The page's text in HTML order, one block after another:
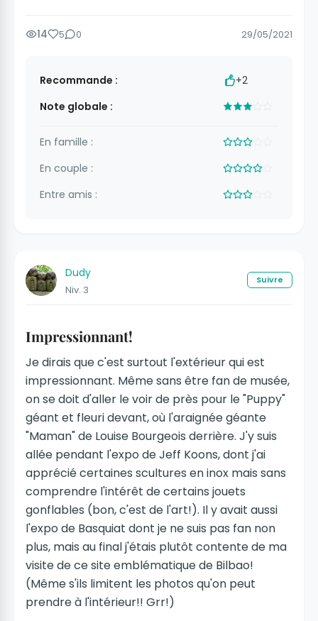
14 5 0 29/05/2021
Recommande :
+2
Note globale :
En famille :
En couple :
Entre amis :
Dudy
Niv. 3
Suivre
Impressionnant!
Je dirais que c'est surtout l'extérieur qui est
impressionnant. Même sans être fan de musée,
on se doit d'aller le voir de près pour le "Puppy"
géant et fleuri devant, où l'araignée géante
"Maman" de Louise Bourgeois derrière. J'y suis
allée pendant l'expo de Jeff Koons, dont j'ai
apprécié certaines scultures en inox mais sans
comprendre l'intérêt de certains jouets
gonflables (bon, c'est de l'art!). Il y avait aussi
l'expo de Basquiat dont je ne suis pas fan non
plus, mais au final j'étais plutôt contente de ma
visite de ce site emblématique de Bilbao!
(Même s'ils limitent les photos qu'on peut
prendre à l'intérieur!! Grr!)